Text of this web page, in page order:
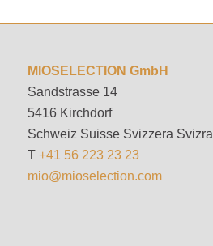
MIOSELECTION GmbH
Sandstrasse 14
5416 Kirchdorf
Schweiz Suisse Svizzera Svizra
T +41 56 223 23 23
mio@mioselection.com